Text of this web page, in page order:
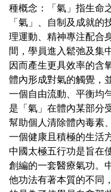
種概念：「氣」指生命
「氣」、自制及成就
理運動、精神專注配合
間，學員進入鬆弛及集
因而產生更具效率的含
體內形成對氣的觸覺，
一個自由流動、平衡均
是「氣」在體內某部分
幫助個人清除體內毒素
一個健康且積極的生活
中國太極五行功是旨在
創編的一套醫療氣功。
他功法有著本質的不同